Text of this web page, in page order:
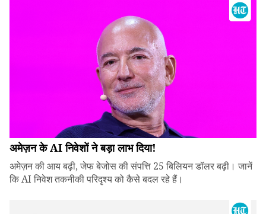
अमेज़न के AI निवेशों ने बड़ा लाभ दिया!
अमेज़न की आय बढ़ी, जेफ बेजोस की संपत्ति 25 बिलियन डॉलर बढ़ी। जानें
कि AI निवेश तकनीकी परिदृश्य को कैसे बदल रहे हैं।